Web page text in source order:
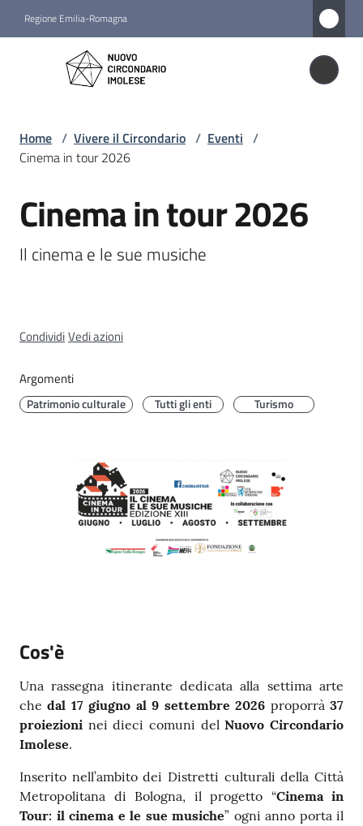
Regione Emilia-Romagna
Nuovo Circondario Imolese
Nuovo
Circondario
Novità
Servizi
Circondario
Home / Vivere il Circondario / Eventi /
Cinema in tour 2026
Salta al contenuto
Cinema in tour 2026
Il cinema e le sue musiche
CondividiVedi azioni
Argomenti
Patrimonio culturale Tutti gli enti Turismo
Cos'è
Una rassegna itinerante dedicata alla settima arte
chedal 17 giugno al 9 settembre 2026 proporrà37
proiezioni nei dieci comuni delNuovo Circondario
Imolese.
Inserito nell’ambito dei Distretti culturali della Città
Metropolitana di Bologna, il progetto “Cinema in
Tour: il cinema e le sue musiche” ogni anno porta il